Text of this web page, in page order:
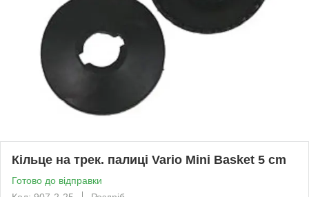
Кільце на трек. палиці Vario Mini Basket 5 cm
Готово до відправки